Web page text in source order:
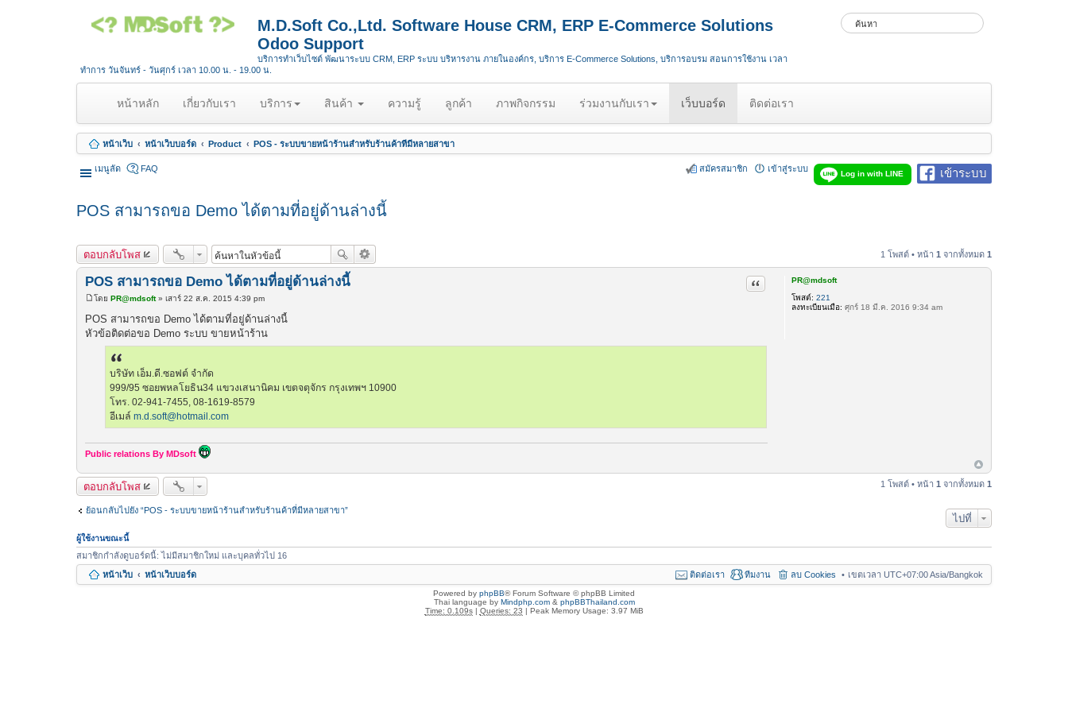
M.D.Soft Co.,Ltd. Software House CRM, ERP E-Commerce Solutions
Odoo Support
บริการทำเว็บไซต์ พัฒนาระบบ CRM, ERP ระบบ บริหารงาน ภายในองค์กร, บริการ E-Commerce Solutions, บริการอบรม สอนการใช้งาน เวลา
ทำการ วันจันทร์ - วันศุกร์ เวลา 10.00 น. - 19.00 น.
หน้าหลัก(
u
r
t
เกี่ยวกับเรา บริการ สินค้า ความรู้ ลูกค้า ภาพกิจกรรม ร่วมงานกับเรา เว็บบอร์ด ติดต่อเรา
หน้าเว็บ หน้าเว็บบอร์ด Product POS - ระบบขายหน้าร้านสำหรับร้านค้าที่มีหลายสาขา
เมนูลัด เข้าระบบ
Log in with LINE
FAQ เข้าสู่ระบบ
สมัครสมาชิก
POS สามารถขอ Demo ได้ตามที่อยู่ด้านล่างนี้
ตอบกลับโพส 1 โพสต์ • หน้า 1 จากทั้งหมด 1
PR@mdsoft
โพสต์: 221
ลงทะเบียนเมื่อ: ศุกร์ 18 มี.ค. 2016 9:34 am
POS สามารถขอ Demo ได้ตามที่อยู่ด้านล่างนี้ อ้างคำพูด
พ
ส
ต์
โดย PR@mdsoft» เสาร์ 22 ส.ค. 2015 4:39 pm
POS สามารถขอ Demo ได้ตามที่อยู่ด้านล่างนี้
หัวข้อติดต่อขอ Demo ระบบ ขายหน้าร้าน
บริษัท เอ็ม.ดี.ซอฟต์ จำกัด
999/95 ซอยพหลโยธิน34 แขวงเสนานิคม เขตจตุจักร กรุงเทพฯ 10900
โทร. 02-941-7455, 08-1619-8579
อีเมล์ m.d.soft@hotmail.com
Public relations By MDsoft
ตอบกลับโพส 1 โพสต์ • หน้า 1 จากทั้งหมด 1
ย้อนกลับไปยัง “POS - ระบบขายหน้าร้านสำหรับร้านค้าที่มีหลายสาขา”
ไปที่
ผู้ใช้งานขณะนี้
สมาชิกกำลังดูบอร์ดนี้: ไม่มีสมาชิกใหม่ และบุคลทั่วไป 16
หน้าเว็บ
หน้าเว็บบอร์ด เขตเวลา UTC+07:00 Asia/Bangkok
ลบ Cookies
ทีมงาน
ติดต่อเรา
Powered by phpBB® Forum Software © phpBB Limited
Thai language by Mindphp.com& phpBBThailand.com
Time: 0.109s| Queries: 23 | Peak Memory Usage: 3.97 MiB